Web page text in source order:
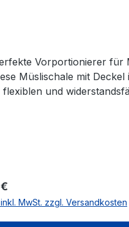
Vorportionierer für
Müslischale mit Deckel
flexiblen und
Preis:
MwSt. zzgl. Versandkosten